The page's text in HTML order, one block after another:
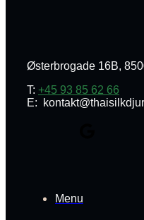
Østerbrogade 16B,
T: +45 93 85 62 66
E:
Menu